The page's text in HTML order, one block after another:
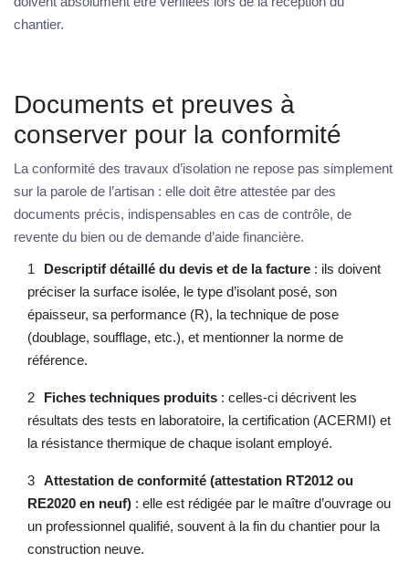
chantier.
Documents et preuves à
conserver pour la conformité
La conformité des travaux d’isolation ne repose pas simplement
sur la parole de l’artisan : elle doit être attestée par des
documents précis, indispensables en cas de contrôle, de
revente du bien ou de demande d’aide financière.
Descriptif détaillé du devis et de la facture : ils doivent
préciser la surface isolée, le type d’isolant posé, son
épaisseur, sa performance (R), la technique de pose
(doublage, soufflage, etc.), et mentionner la norme de
référence.
Fiches techniques produits : celles-ci décrivent les
résultats des tests en laboratoire, la certification (ACERMI) et
la résistance thermique de chaque isolant employé.
Attestation de conformité (attestation RT2012 ou
RE2020 en neuf) : elle est rédigée par le maître d’ouvrage ou
un professionnel qualifié, souvent à la fin du chantier pour la
construction neuve.